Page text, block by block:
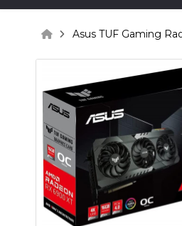
Asus TUF Gaming